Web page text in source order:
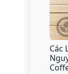
Các